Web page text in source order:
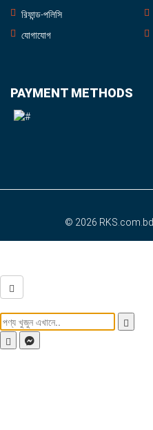
রিফান্ড-পলিসি
যোগাযোগ
PAYMENT METHODS
© 2026 RKS.com.bd